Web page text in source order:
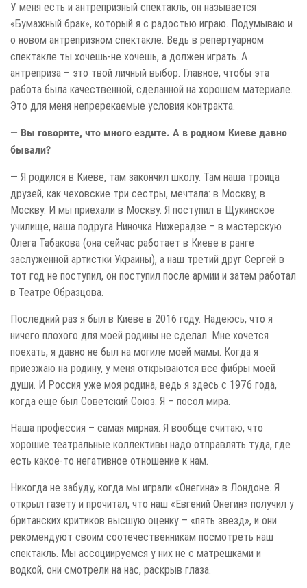
У меня есть и антрепризный спектакль, он называется
«Бумажный брак», который я с радостью играю. Подумываю и
о новом антрепризном спектакле. Ведь в репертуарном
спектакле ты хочешь-не хочешь, а должен играть. А
антреприза – это твой личный выбор. Главное, чтобы эта
работа была качественной, сделанной на хорошем материале.
Это для меня непререкаемые условия контракта.
— Вы говорите, что много ездите. А в родном Киеве давно
бывали?
— Я родился в Киеве, там закончил школу. Там наша троица
друзей, как чеховские три сестры, мечтала: в Москву, в
Москву. И мы приехали в Москву. Я поступил в Щукинское
училище, наша подруга Ниночка Нижерадзе – в мастерскую
Олега Табакова (она сейчас работает в Киеве в ранге
заслуженной артистки Украины), а наш третий друг Сергей в
тот год не поступил, он поступил после армии и затем работал
в Театре Образцова.
Последний раз я был в Киеве в 2016 году. Надеюсь, что я
ничего плохого для моей родины не сделал. Мне хочется
поехать, я давно не был на могиле моей мамы. Когда я
приезжаю на родину, у меня открываются все фибры моей
души. И Россия уже моя родина, ведь я здесь с 1976 года,
когда еще был Советский Союз. Я – посол мира.
Наша профессия – самая мирная. Я вообще считаю, что
хорошие театральные коллективы надо отправлять туда, где
есть какое-то негативное отношение к нам.
Никогда не забуду, когда мы играли «Онегина» в Лондоне. Я
открыл газету и прочитал, что наш «Евгений Онегин» получил у
британских критиков высшую оценку – «пять звезд», и они
рекомендуют своим соотечественникам посмотреть наш
спектакль. Мы ассоциируемся у них не с матрешками и
водкой, они смотрели на нас, раскрыв глаза.